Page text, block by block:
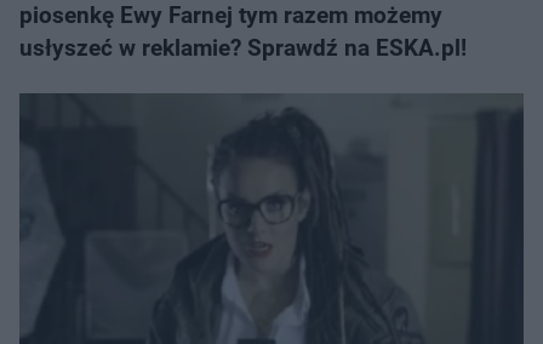
piosenkę Ewy Farnej tym razem możemy
usłyszeć w reklamie? Sprawdź na ESKA.pl!